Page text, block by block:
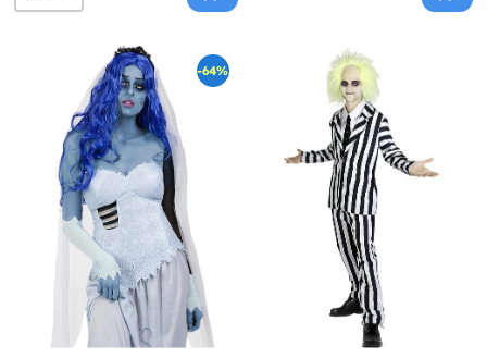
-64%